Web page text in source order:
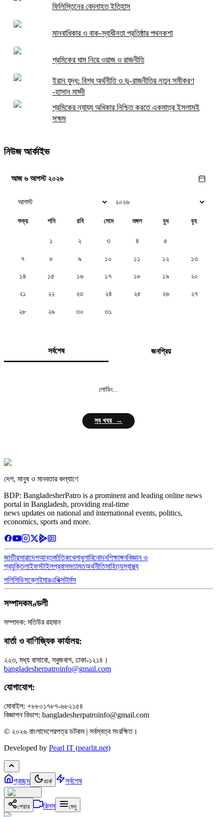
ফিলিস্তিনের বেদনাহত ইতিহাস
মানবাধিকার ও বাক-স্বাধীনতা প্রতিষ্ঠার পথনকশা
শ্রমিকের ঘাম নিয়ে ওয়াজ ও রাজনীতি
ইরান যুদ্ধ: বিশ্ব অর্থনীতি ও ভূ-রাজনীতির নতুন সমীকরণ
-হাসান মাহ্দী
শ্রমিকের ন্যায্য অধিকার নিশ্চিত করতে একমাত্র ইসলামই
সক্ষম
নিউজ আর্কাইভ
আজ ৬ আগস্ট ২০২৬
শুক্র শনি রবি সোম মঙ্গল বুধ বৃহ
১ ২ ৩ ৪ ৫
৭ ৮ ৯ ১০ ১১ ১২ ১৩
১৪ ১৫ ১৬ ১৭ ১৮ ১৯ ২০
২১ ২২ ২৩ ২৪ ২৫ ২৬ ২৭
২৮ ২৯ ৩০ ৩১
সর্বশেষ জনপ্রিয়
লোডিং...
সব খবর →
দেশ, মানুষ ও মানবতার কল্যাণে
BDP: BangladesherPatro is a prominent and leading online news
portal in Bangladesh, providing real-time
news updates on national and international events, politics,
economics, sports and more.
জাতীয়সারাদেশআন্তর্জাতিকখেলাধুলাবিনোদনশিক্ষাঙ্গনবিজ্ঞান ও
প্রযুক্তিলাইফস্টাইলপ্রবাসমতামতঅর্থনীতিসাহিত্যস্বাস্থ্য
পলিসিডিসক্লেইমারএথিক্সটার্মস
সম্পাদকমণ্ডলী
সম্পাদক: মতিউর রহমান
বার্তা ও বাণিজ্যিক কার্যালয়:
২২৩, মধ্য বাসাবো, সবুজবাগ, ঢাকা-১২১৪।
bangladesherpatroinfo@gmail.com
যোগাযোগ:
মোবাইল: +৮৮০১৭৮৭-৬৮২১৫৪
বিজ্ঞাপন বিভাগ: bangladesherpatroinfo@gmail.com
© ২০২৬ বাংলাদেশেরপত্র ডটকম | সর্বস্বত্ব সংরক্ষিত।
Developed by Pearl IT (pearlit.net)
প্রচ্ছদ ডার্ক সর্বশেষ
শেয়ার রিলস মেনু